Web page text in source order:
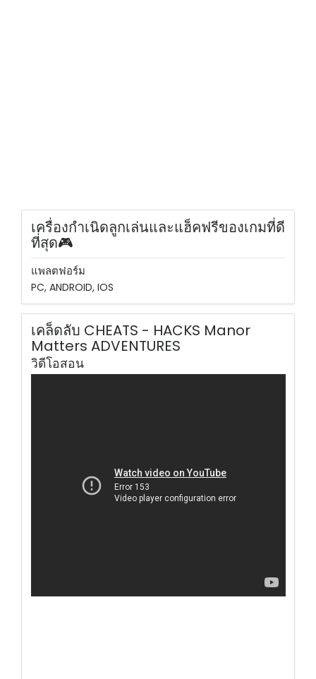
เครื่องกำเนิดลูกเล่นและแฮ็คฟรีของเกมที่ดี
ที่สุด🎮
แพลตฟอร์ม
PC, ANDROID, IOS
เคล็ดลับ CHEATS - HACKS Manor
Matters ADVENTURES
วิดีโอสอน